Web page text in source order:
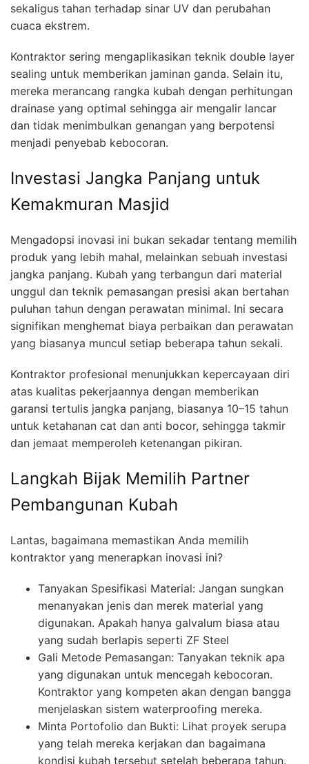
sekaligus tahan terhadap sinar UV dan perubahan
cuaca ekstrem.
Kontraktor sering mengaplikasikan teknik double layer
sealing untuk memberikan jaminan ganda. Selain itu,
mereka merancang rangka kubah dengan perhitungan
drainase yang optimal sehingga air mengalir lancar
dan tidak menimbulkan genangan yang berpotensi
menjadi penyebab kebocoran.
Investasi Jangka Panjang untuk
Kemakmuran Masjid
Mengadopsi inovasi ini bukan sekadar tentang memilih
produk yang lebih mahal, melainkan sebuah investasi
jangka panjang. Kubah yang terbangun dari material
unggul dan teknik pemasangan presisi akan bertahan
puluhan tahun dengan perawatan minimal. Ini secara
signifikan menghemat biaya perbaikan dan perawatan
yang biasanya muncul setiap beberapa tahun sekali.
Kontraktor profesional menunjukkan kepercayaan diri
atas kualitas pekerjaannya dengan memberikan
garansi tertulis jangka panjang, biasanya 10–15 tahun
untuk ketahanan cat dan anti bocor, sehingga takmir
dan jemaat memperoleh ketenangan pikiran.
Langkah Bijak Memilih Partner
Pembangunan Kubah
Lantas, bagaimana memastikan Anda memilih
kontraktor yang menerapkan inovasi ini?
Tanyakan Spesifikasi Material: Jangan sungkan
menanyakan jenis dan merek material yang
digunakan. Apakah hanya galvalum biasa atau
yang sudah berlapis seperti ZF Steel
Gali Metode Pemasangan: Tanyakan teknik apa
yang digunakan untuk mencegah kebocoran.
Kontraktor yang kompeten akan dengan bangga
menjelaskan sistem waterproofing mereka.
Minta Portofolio dan Bukti: Lihat proyek serupa
yang telah mereka kerjakan dan bagaimana
kondisi kubah tersebut setelah beberapa tahun.